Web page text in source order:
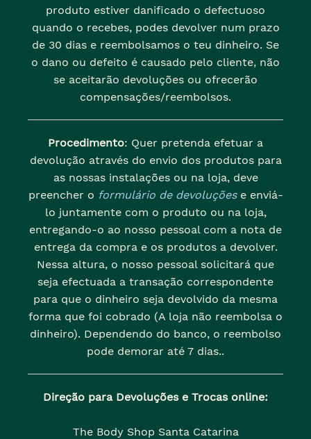
produto estiver danificado o defectuoso
quando o recebes, podes devolver num prazo
de 30 dias e reembolsamos o teu dinheiro. Se
o dano ou defeito é causado pelo cliente, não
se aceitarão devoluções ou ofrecerão
compensações/reembolsos.
Procedimento: Quer pretenda efetuar a
devolução através do envio dos produtos para
as nossas instalações ou na loja, deve
preencher o formulário de devoluçõese enviá-
lo juntamente com o produto ou na loja,
entregando-o ao nosso pessoal com a nota de
entrega da compra e os produtos a devolver.
Nessa altura, o nosso pessoal solicitará que
seja efectuada a transação correspondente
para que o dinheiro seja devolvido da mesma
forma que foi cobrado (A loja não reembolsa o
dinheiro). Dependendo do banco, o reembolso
pode demorar até 7 dias..
Direção para Devoluções e Trocas online:
The Body Shop Santa Catarina